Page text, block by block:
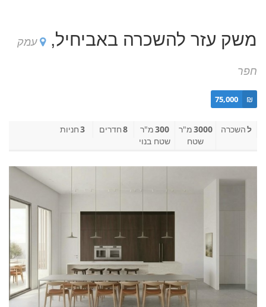
משק עזר להשכרה באביחיל, עמק
חפר
₪
75,000
להשכרה 3000מ"ר
שטח
300מ"ר
שטח בנוי
8חדרים 3חניות